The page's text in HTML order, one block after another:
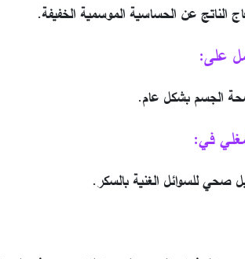
الناتج عن الحساسية الموسمية الخفيفة.
على:
الجسم بشكل عام.
في:
صحي للسوائل الغنية بالسكر.